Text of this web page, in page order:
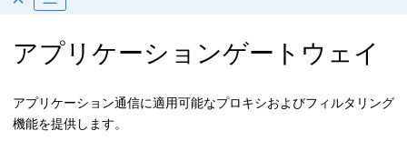
アプリケーションゲートウェイ
アプリケーション通信に適用可能なプロキシおよびフィルタリング
機能を提供します。